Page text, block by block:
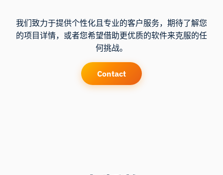
我们致力于提供个性化且专业的客户服务，期待了解您
的项目详情，或者您希望借助更优质的软件来克服的任
何挑战。
Contact